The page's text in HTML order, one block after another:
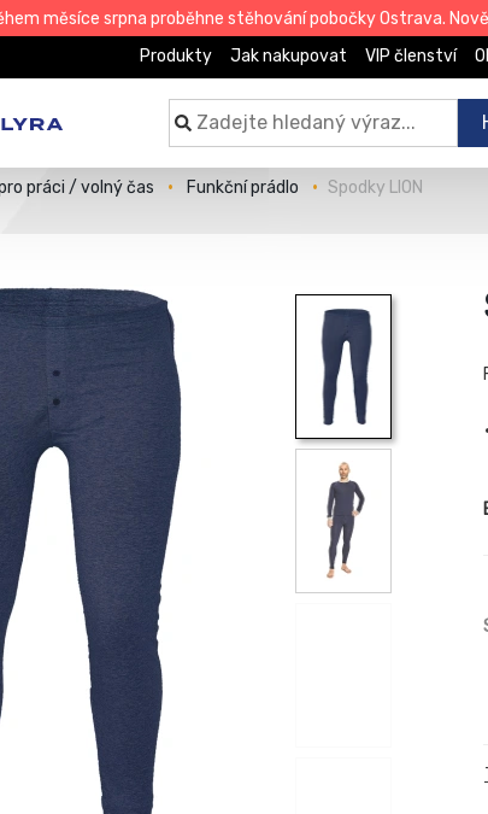
měsíce srpna proběhne stěhování pobočky Ostrava.
Produkty Jak nakupovat VIP členství
práci / volný čas Funkční prádlo Spodky LION